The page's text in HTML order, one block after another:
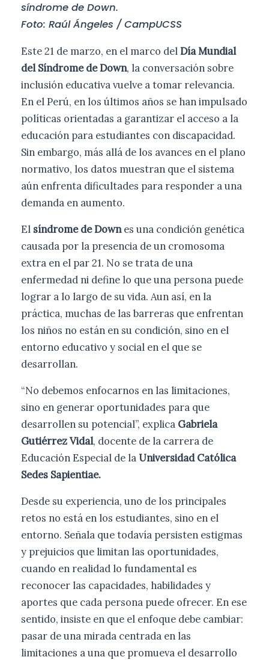
síndrome de Down.
Foto: Raúl Ángeles / CampUCSS
Este 21 de marzo, en el marco delDía Mundial
del Síndrome de Down, la conversación sobre
inclusión educativa vuelve a tomar relevancia.
En el Perú, en los últimos años se han impulsado
políticas orientadas a garantizar el acceso a la
educación para estudiantes con discapacidad.
Sin embargo, más allá de los avances en el plano
normativo, los datos muestran que el sistema
aún enfrenta dificultades para responder a una
demanda en aumento.
El síndrome de Downes una condición genética
causada por la presencia de un cromosoma
extra en el par 21. No se trata de una
enfermedad ni define lo que una persona puede
lograr a lo largo de su vida. Aun así, en la
práctica, muchas de las barreras que enfrentan
los niños no están en su condición, sino en el
entorno educativo y social en el que se
desarrollan.
“No debemos enfocarnos en las limitaciones,
sino en generar oportunidades para que
desarrollen su potencial”, explica Gabriela
Gutiérrez Vidal, docente de la carrera de
Educación Especial de laUniversidad Católica
Sedes Sapientiae.
Desde su experiencia, uno de los principales
retos no está en los estudiantes, sino en el
entorno. Señala que todavía persisten estigmas
y prejuicios que limitan las oportunidades,
cuando en realidad lo fundamental es
reconocer las capacidades, habilidades y
aportes que cada persona puede ofrecer. En ese
sentido, insiste en que el enfoque debe cambiar:
pasar de una mirada centrada en las
limitaciones a una que promueva el desarrollo